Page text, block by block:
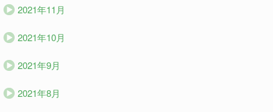
2021年11月
2021年10月
2021年9月
2021年8月